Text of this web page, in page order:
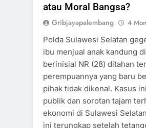
atau Moral Bangsa?
Gribjayapalembang 4
Polda Sulawesi Selatan
ibu menjual anak kandung
berinisial NR (28) ditahan
perempuannya yang baru
pihak tidak dikenal. Kasus
publik dan sorotan tajam
ekonomi di Sulawesi
ini terungkap setelah